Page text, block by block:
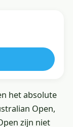
het absolute
Open,
zijn niet